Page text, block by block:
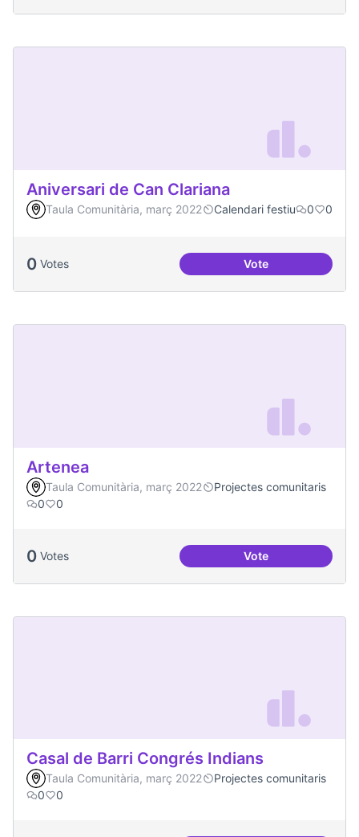
Aniversari de Can Clariana
Taula Comunitària, març 2022 Calendari festiu 0 0
0 Votes VoteAniversari de Can
Artenea
Taula Comunitària, març 2022
Projectes comunitaris
0
0
0 Votes VoteArtenea
Casal de Barri Congrés Indians
Taula Comunitària, març 2022
Projectes comunitaris
0
0